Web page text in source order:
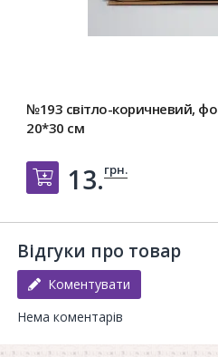
№193 світло-коричневий,
20*30 см
Добавить в
13.грн.
Відгуки про товар
Коментувати
Нема коментарів